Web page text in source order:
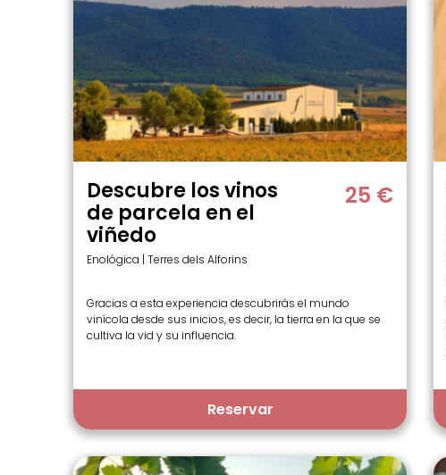
Descubre los vinos
de parcela en el
viñedo
Enológica | Terres dels Alforins
25 €
Gracias a esta experiencia descubrirás el mundo
vinícola desde sus inicios, es decir, la tierra en la que se
cultiva la vid y su influencia.
Reservar